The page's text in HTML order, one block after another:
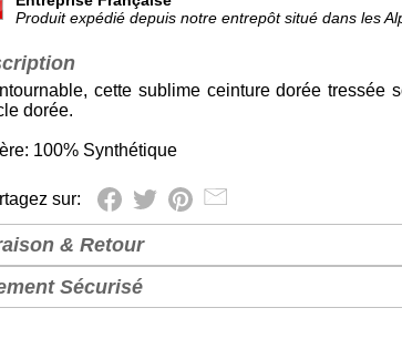
Produit expédié depuis notre entrepôt situé dans les
cette sublime ceinture dorée tressée
dorée.
100% Synthétique
sur:
& Retour
Relais 2Shop
Sécurisé